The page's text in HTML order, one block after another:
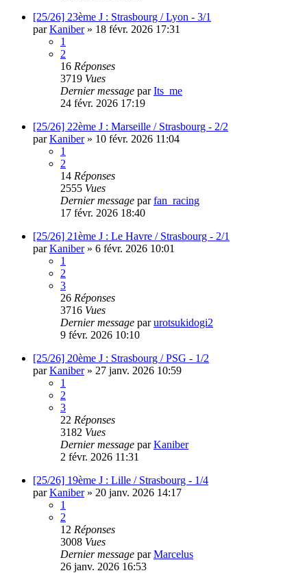
[25/26] 23ème J : Strasbourg / Lyon - 3/1
parKaniber» 18 févr. 2026 17:31
1
2
16 Réponses
3719 Vues
Dernier message parIts_me
24 févr. 2026 17:19
[25/26] 22ème J : Marseille / Strasbourg - 2/2
parKaniber» 10 févr. 2026 11:04
1
2
14 Réponses
2555 Vues
Dernier message parfan_racing
17 févr. 2026 18:40
[25/26] 21ème J : Le Havre / Strasbourg - 2/1
parKaniber» 6 févr. 2026 10:01
1
2
3
26 Réponses
3716 Vues
Dernier message parurotsukidogi2
9 févr. 2026 10:10
[25/26] 20ème J : Strasbourg / PSG - 1/2
parKaniber» 27 janv. 2026 10:59
1
2
3
22 Réponses
3182 Vues
Dernier message parKaniber
2 févr. 2026 11:31
[25/26] 19ème J : Lille / Strasbourg - 1/4
parKaniber» 20 janv. 2026 14:17
1
2
12 Réponses
3008 Vues
Dernier message parMarcelus
26 janv. 2026 16:53